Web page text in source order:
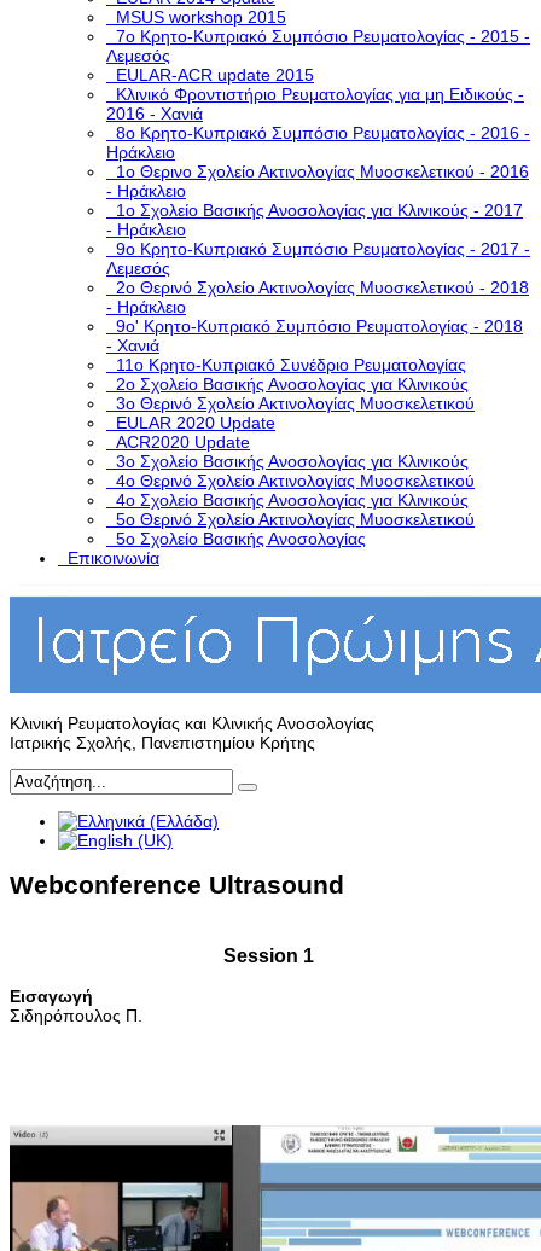
MSUS workshop 2015
7ο Κρητο-Κυπριακό Συμπόσιο Ρευματολογίας - 2015 -
Λεμεσός
EULAR-ACR update 2015
Κλινικό Φροντιστήριο Ρευματολογίας για μη Ειδικούς -
2016 - Χανιά
8ο Κρητο-Κυπριακό Συμπόσιο Ρευματολογίας - 2016 -
Ηράκλειο
1ο Θερινο Σχολείο Ακτινολογίας Μυοσκελετικού - 2016
- Ηράκλειο
1o Σχολείο Βασικής Ανοσολογίας για Κλινικούς - 2017
- Ηράκλειο
9ο Κρητο-Κυπριακό Συμπόσιο Ρευματολογίας - 2017 -
Λεμεσός
2ο Θερινό Σχολείο Ακτινολογίας Μυοσκελετικού - 2018
- Ηράκλειο
9ο' Κρητο-Κυπριακό Συμπόσιο Ρευματολογίας - 2018
- Χανιά
11ο Κρητο-Κυπριακό Συνέδριο Ρευματολογίας
2o Σχολείο Βασικής Ανοσολογίας για Κλινικούς
3o Θερινό Σχολείο Ακτινολογίας Μυοσκελετικού
EULAR 2020 Update
ACR2020 Update
3ο Σχολείο Βασικής Ανοσολογίας για Κλινικούς
4ο Θερινό Σχολείο Ακτινολογίας Μυοσκελετικού
4ο Σχολείο Βασικής Ανοσολογίας για Κλινικούς
5o Θερινό Σχολείο Ακτινολογίας Μυοσκελετικού
5ο Σχολείο Βασικής Ανοσολογίας
Επικοινωνία
Κλινική Ρευματολογίας και Κλινικής Ανοσολογίας
Ιατρικής Σχολής, Πανεπιστημίου Κρήτης
Webconference Ultrasound
Session 1
Εισαγωγή
Σιδηρόπουλος Π.